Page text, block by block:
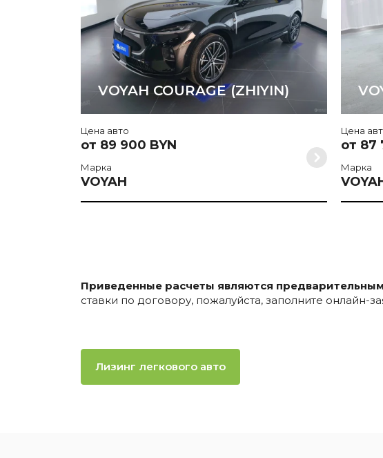
VOYAH COURAGE (ZHIYIN)
Цена авто
от 89 900 BYN
Марка
VOYAH
Цена
от 87
Марка
Приведенные расчеты являются
ставки по договору, пожалуйста, заполните онлайн-
Лизинг легкового авто